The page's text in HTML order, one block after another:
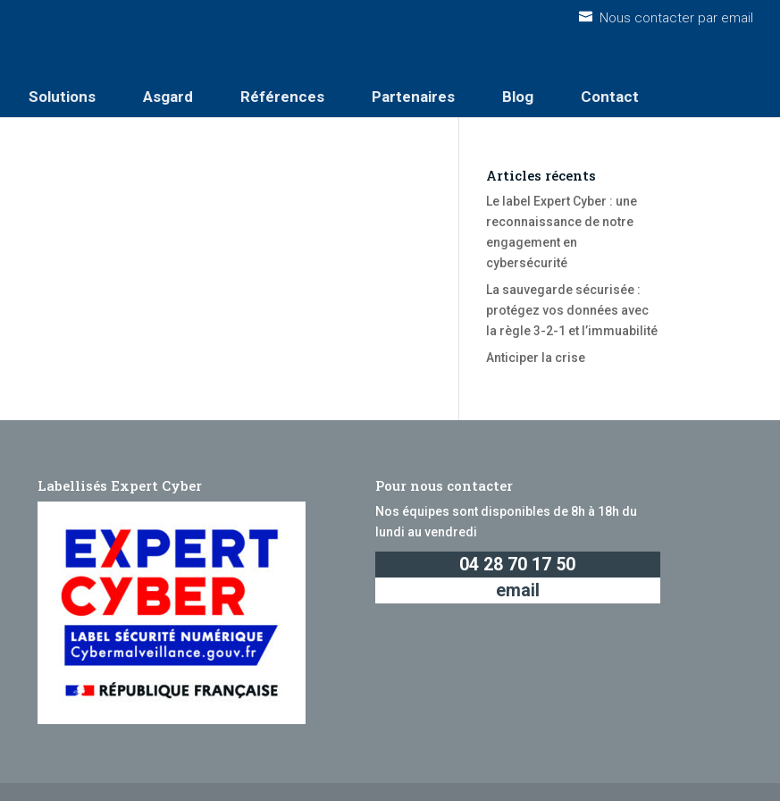
Nous contacter par email
Solutions Asgard Références Partenaires Blog Contact
Articles récents
Le label Expert Cyber : une
reconnaissance de notre
engagement en
cybersécurité
La sauvegarde sécurisée :
protégez vos données avec
la règle 3-2-1 et l’immuabilité
Anticiper la crise
Labellisés Expert Cyber Pour nous contacter
Nos équipes sont disponibles de 8h à 18h du
lundi au vendredi
04 28 70 17 50
email